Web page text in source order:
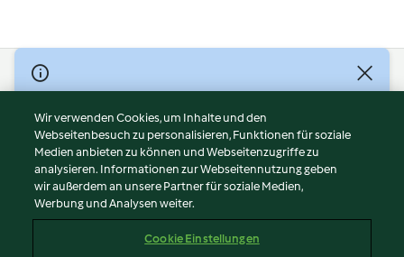
© Copyright 2026
Nutzungsbedingungen
Datenschutzrichtlinien
Disclaimer
Impressum
Cookies
Wir verwenden Cookies, um Inhalte und den
Webseitenbesuch zu personalisieren, Funktionen für soziale
Medien anbieten zu können und Webseitenzugriffe zu
analysieren. Informationen zur Webseitennutzung geben
wir außerdem an unsere Partner für soziale Medien,
Werbung und Analysen weiter.
Cookie Einstellungen